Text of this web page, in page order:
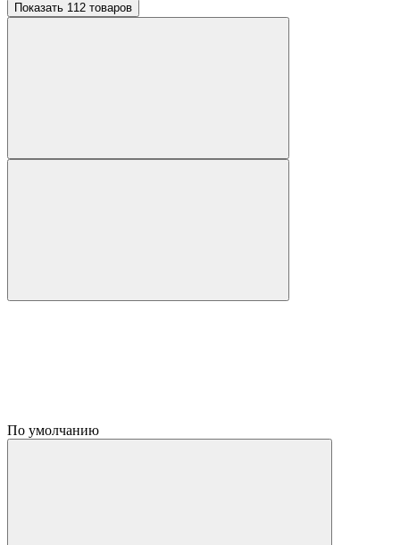
Показать 112 товаров
По умолчанию